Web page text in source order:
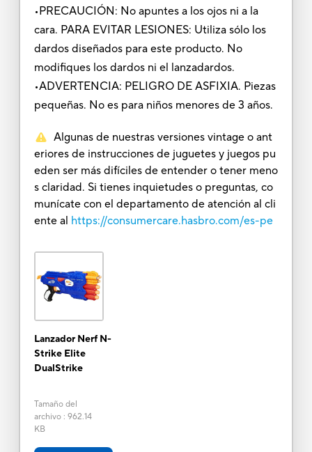
•PRECAUCIÓN: No apuntes a los ojos ni a la
cara. PARA EVITAR LESIONES: Utiliza sólo los
dardos diseñados para este producto. No
modifiques los dardos ni el lanzadardos.
•ADVERTENCIA: PELIGRO DE ASFIXIA. Piezas
pequeñas. No es para niños menores de 3 años.
Algunas de nuestras versiones vintage o ant
eriores de instrucciones de juguetes y juegos pu
eden ser más difíciles de entender o tener meno
s claridad. Si tienes inquietudes o preguntas, co
munícate con el departamento de atención al cli
ente al https://consumercare.hasbro.com/es-pe
Lanzador Nerf N-
Strike Elite
DualStrike
Tamaño del
archivo: 962.14
KB